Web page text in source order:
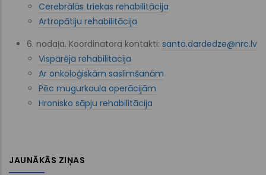
Cerebrālās triekas rehabilitācija
Artropātiju rehabilitācija
6. nodaļa. Koordinatora kontakti: santa.dardedze@nrc.lv
Vispārējā rehabilitācija
Ar onkoloģiskām saslimšanām
Pēc mugurkaula operācijām
Hronisko sāpju rehabilitācija
JAUNĀKĀS ZIŅAS